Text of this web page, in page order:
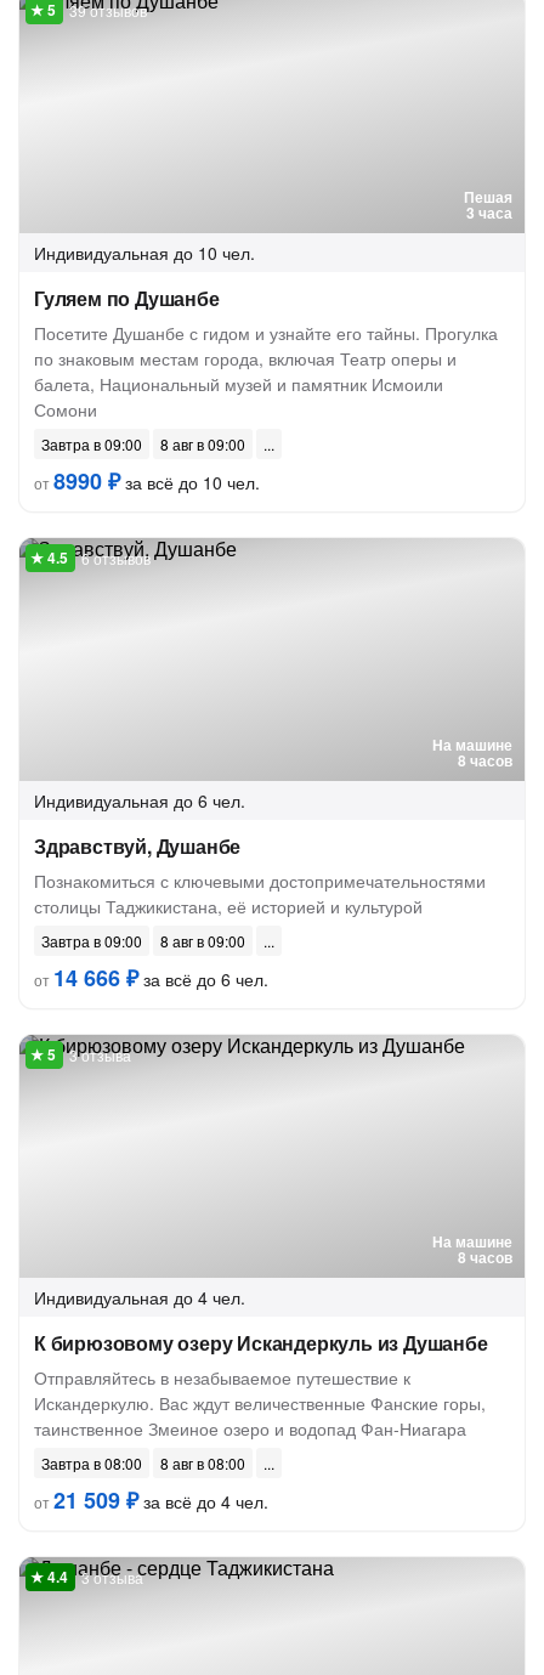
Пешая
3 часа
39 отзывов
Индивидуальная до 10 чел.
Гуляем по Душанбе
Посетите Душанбе с гидом и узнайте его тайны. Прогулка
по знаковым местам города, включая Театр оперы и
балета, Национальный музей и памятник Исмоили
Сомони
Завтра в 09:00
8 авг в 09:00
от8990 ₽за всё до 10 чел.
На машине
8 часов
6 отзывов
Индивидуальная до 6 чел.
Здравствуй, Душанбе
Познакомиться с ключевыми достопримечательностями
столицы Таджикистана, её историей и культурой
Завтра в 09:00
8 авг в 09:00
от 14 666 ₽за всё до 6 чел.
На машине
8 часов
3 отзыва
Индивидуальная до 4 чел.
К бирюзовому озеру Искандеркуль из Душанбе
Отправляйтесь в незабываемое путешествие к
Искандеркулю. Вас ждут величественные Фанские горы,
таинственное Змеиное озеро и водопад Фан-Ниагара
Завтра в 08:00
8 авг в 08:00
от21 509 ₽за всё до 4 чел.
3 отзыва